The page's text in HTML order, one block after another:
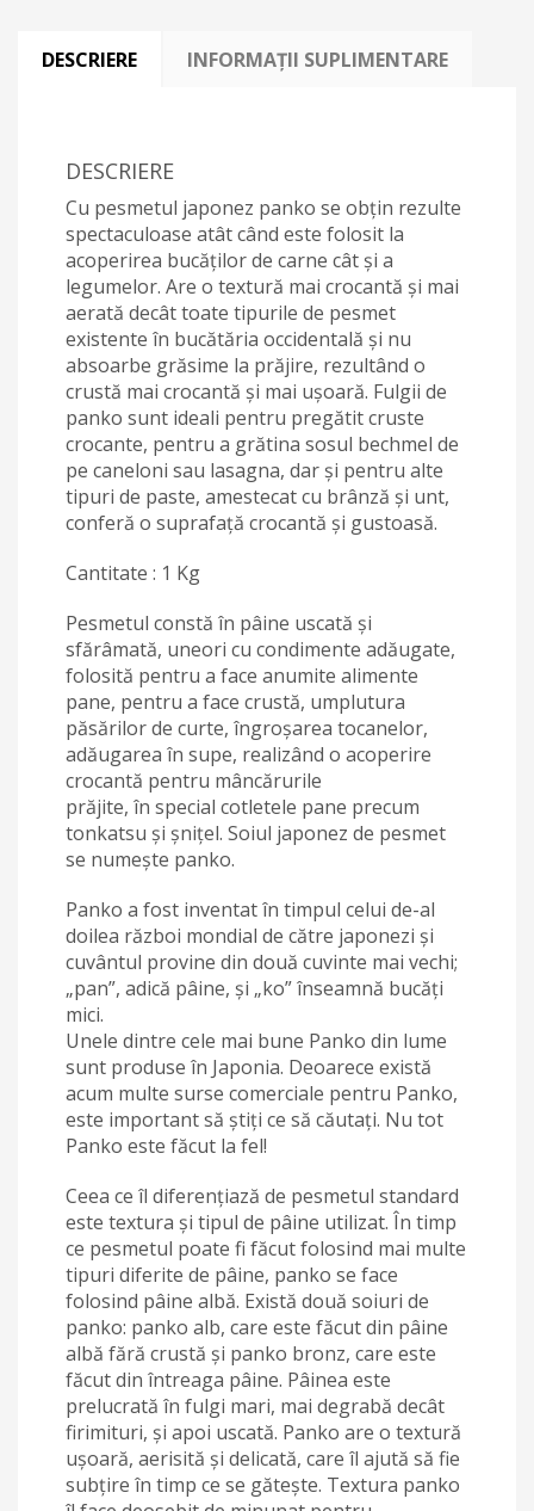
DESCRIERE INFORMAȚII SUPLIMENTARE
DESCRIERE
Cu pesmetul japonez panko se obțin rezulte
spectaculoase atât când este folosit la
acoperirea bucăților de carne cât și a
legumelor. Are o textură mai crocantă și mai
aerată decât toate tipurile de pesmet
existente în bucătăria occidentală și nu
absoarbe grăsime la prăjire, rezultând o
crustă mai crocantă și mai ușoară. Fulgii de
panko sunt ideali pentru pregătit cruste
crocante, pentru a grătina sosul bechmel de
pe caneloni sau lasagna, dar și pentru alte
tipuri de paste, amestecat cu brânză și unt,
conferă o suprafață crocantă și gustoasă.
Cantitate : 1 Kg
Pesmetul constă în pâine uscată și
sfărâmată, uneori cu condimente adăugate,
folosită pentru a face anumite alimente
pane, pentru a face crustă, umplutura
păsărilor de curte, îngroșarea tocanelor,
adăugarea în supe, realizând o acoperire
crocantă pentru mâncărurile
prăjite, în special cotletele pane precum
tonkatsu și șnițel. Soiul japonez de pesmet
se numește panko.
Panko a fost inventat în timpul celui de-al
doilea război mondial de către japonezi și
cuvântul provine din două cuvinte mai vechi;
„pan”, adică pâine, și „ko” înseamnă bucăți
mici.
Unele dintre cele mai bune Panko din lume
sunt produse în Japonia. Deoarece există
acum multe surse comerciale pentru Panko,
este important să știți ce să căutați. Nu tot
Panko este făcut la fel!
Ceea ce îl diferențiază de pesmetul standard
este textura și tipul de pâine utilizat. În timp
ce pesmetul poate fi făcut folosind mai multe
tipuri diferite de pâine, panko se face
folosind pâine albă. Există două soiuri de
panko: panko alb, care este făcut din pâine
albă fără crustă și panko bronz, care este
făcut din întreaga pâine. Pâinea este
prelucrată în fulgi mari, mai degrabă decât
firimituri, și apoi uscată. Panko are o textură
ușoară, aerisită și delicată, care îl ajută să fie
subțire în timp ce se gătește. Textura panko